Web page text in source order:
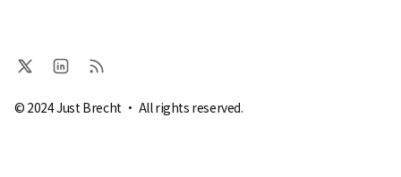
© 2024 Just Brecht · All rights reserved.